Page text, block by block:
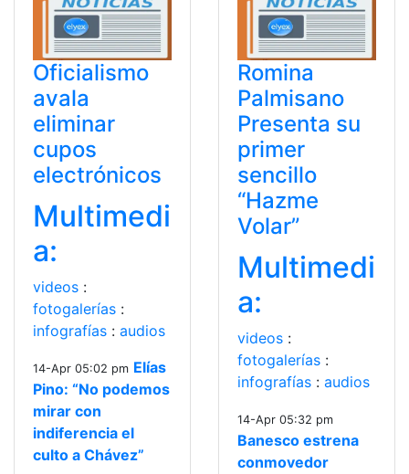
Oficialismo
avala
eliminar
cupos
electrónicos
Multimedi
a:
videos :
fotogalerías :
infografías : audios
14-Apr 05:02 pm Elías
Pino: “No podemos
mirar con
indiferencia el
culto a Chávez”
Romina
Palmisano
Presenta su
primer
sencillo
“Hazme
Volar”
Multimedi
a:
videos :
fotogalerías :
infografías : audios
14-Apr 05:32 pm
Banesco estrena
conmovedor